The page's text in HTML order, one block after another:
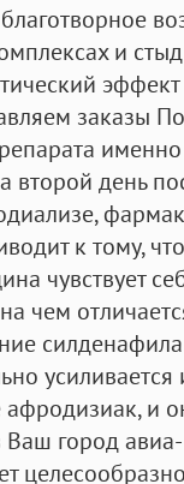
и
эффект
заказы
второй день
к тому,
чувствует
чем
и
Ваш город